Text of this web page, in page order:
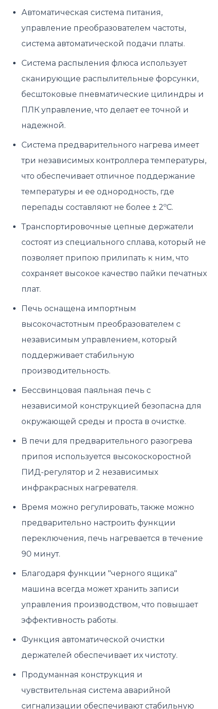
Автоматическая система питания,
управление преобразователем частоты,
система автоматической подачи платы.
Система распыления флюса использует
сканирующие распылительные форсунки,
бесштоковые пневматические цилиндры и
ПЛК управление, что делает ее точной и
надежной.
Система предварительного нагрева имеет
три независимых контроллера температуры,
что обеспечивает отличное поддержание
температуры и ее однородность, где
перепады составляют не более ± 2ºC.
Транспортировочные цепные держатели
состоят из специального сплава, который не
позволяет припою прилипать к ним, что
сохраняет высокое качество пайки печатных
плат.
Печь оснащена импортным
высокочастотным преобразователем с
независимым управлением, который
поддерживает стабильную
производительность.
Бессвинцовая паяльная печь с
независимой конструкцией безопасна для
окружающей среды и проста в очистке.
В печи для предварительного разогрева
припоя используется высокоскоростной
ПИД-регулятор и 2 независимых
инфракрасных нагревателя.
Время можно регулировать, также можно
предварительно настроить функции
переключения, печь нагревается в течение
90 минут.
Благодаря функции "черного ящика"
машина всегда может хранить записи
управления производством, что повышает
эффективность работы.
Функция автоматической очистки
держателей обеспечивает их чистоту.
Продуманная конструкция и
чувствительная система аварийной
сигнализации обеспечивают стабильную